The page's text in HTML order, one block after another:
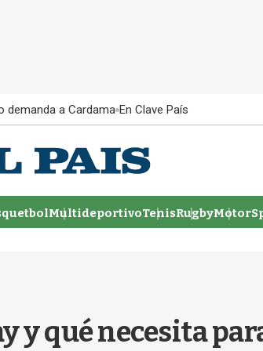
demanda a Cardama En Clave País
MultideportivoTenisRugby
y qué necesita